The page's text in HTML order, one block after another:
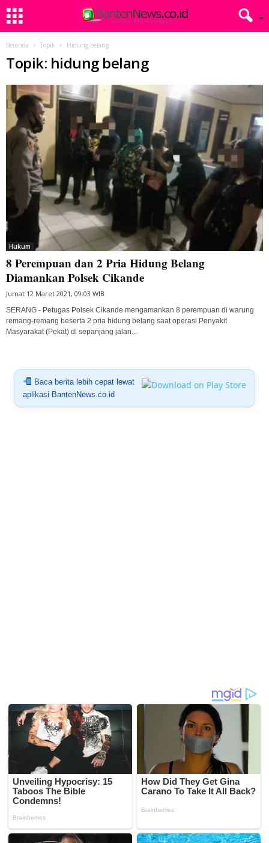
Beranda Topik Hidung belang
Topik: hidung belang
Hukum
8 Perempuan dan 2 Pria Hidung Belang
Diamankan Polsek Cikande
Jumat 12 Maret 2021, 09:03 WIB
SERANG - Petugas Polsek Cikande mengamankan 8 perempuan di warung
remang-remang beserta 2 pria hidung belang saat operasi Penyakit
Masyarakat (Pekat) di sepanjang jalan...
Baca berita lebih cepat lewat
aplikasi BantenNews.co.id